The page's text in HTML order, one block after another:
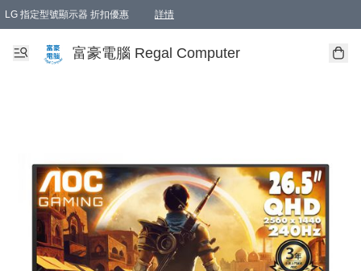
LG 指定型號顯示器 折扣優惠 詳情
富豪電腦 Regal Computer